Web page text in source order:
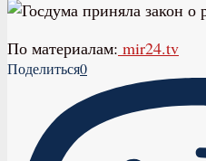
По материалам: mir24.tv
Поделиться0